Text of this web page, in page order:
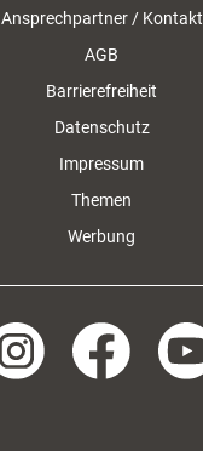
Ansprechpartner / Kontakt
AGB
Barrierefreiheit
Datenschutz
Impressum
Themen
Werbung